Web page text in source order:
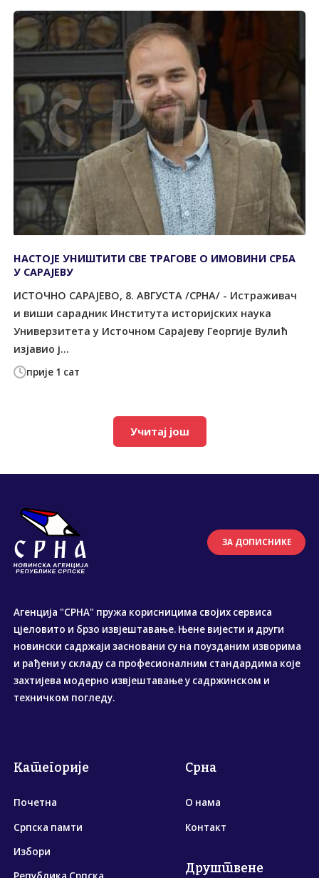
прије 1 сат
НАСТОЈЕ УНИШТИТИ СВЕ ТРАГОВЕ О ИМОВИНИ СРБА
У САРАЈЕВУ
ИСТОЧНО САРАЈЕВО, 8. АВГУСТА /СРНА/ - Истраживач
и виши сарадник Института историјских наука
Универзитета у Источном Сарајеву Георгије Вулић
изјавио ј...
Учитај још
ЗА ДОПИСНИКЕ
Агенција "СРНА" пружа корисницима својих сервиса
цјеловито и брзо извјештавање. Њене вијести и други
новински садржаји засновани су на поузданим изворима
и рађени у складу са професионалним стандардима које
захтијева модерно извјештавање у садржинском и
техничком погледу.
Категорије
Почетна
Српска памти
Избори
Срна
О нама
Контакт
Друштвене